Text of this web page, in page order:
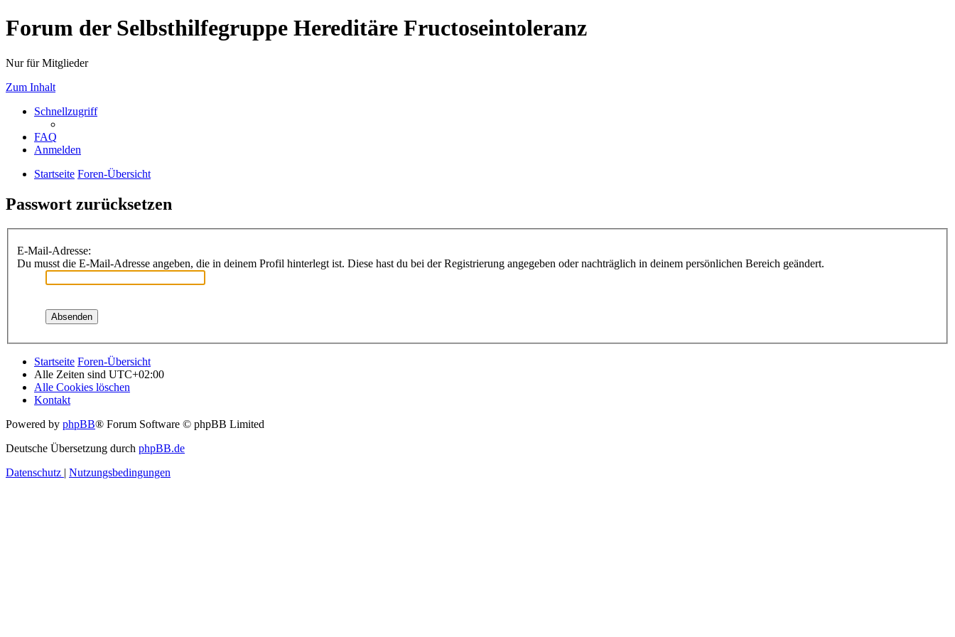
Forum der Selbsthilfegruppe Hereditäre Fructoseintoleranz
Nur für Mitglieder
Zum Inhalt
Schnellzugriff
FAQ
Anmelden
Startseite Foren-Übersicht
Passwort zurücksetzen
E-Mail-Adresse:
Du musst die E-Mail-Adresse angeben, die in deinem Profil hinterlegt ist. Diese hast du bei der Registrierung angegeben oder nachträglich in deinem persönlichen Bereich geändert.
Startseite Foren-Übersicht
Alle Zeiten sind UTC+02:00
Alle Cookies löschen
Kontakt
Powered by phpBB® Forum Software © phpBB Limited
Deutsche Übersetzung durch phpBB.de
Datenschutz | Nutzungsbedingungen